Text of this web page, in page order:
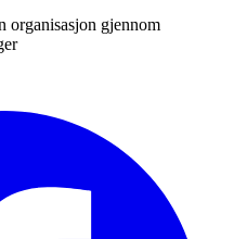
organisasjon gjennom